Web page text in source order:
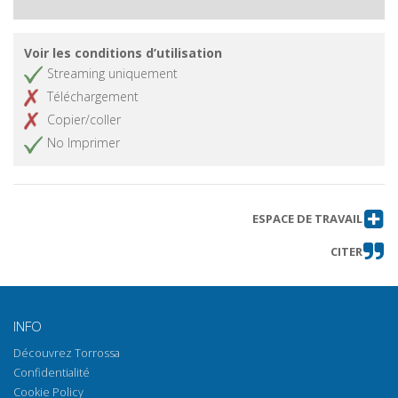
di un saggio tardovenetista
Voir les conditions d’utilisation
Streaming uniquement
Téléchargement
Copier/coller
No Imprimer
ESPACE DE TRAVAIL
CITER
INFO
Découvrez Torrossa
Confidentialité
Cookie Policy